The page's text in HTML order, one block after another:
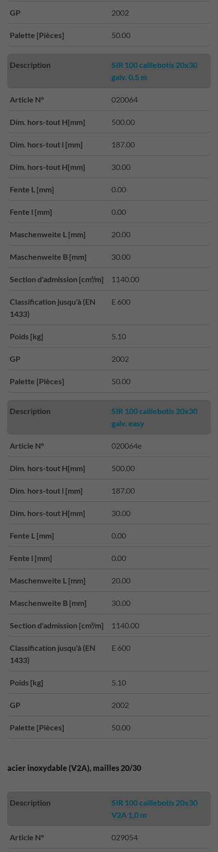
GP 2002
Palette [Pièces] 50.00
Description
SIR 100 caillebotis 20x30
galv. 0,5 m
Article N° 020064
Dim. hors-tout H[mm] 500.00
Dim. hors-tout l [mm] 187.00
Dim. hors-tout H[mm] 30.00
Fente L [mm] 0.00
Fente l [mm] 0.00
Maschenweite L [mm] 20.00
Maschenweite B [mm] 30.00
Section d'admission [cm²/m] 1140.00
Classification jusqu'à (EN
1433)
E 600
Poids [kg] 5.10
GP 2002
Palette [Pièces] 50.00
Description
SIR 100 caillebotis 20x30
galv. easy
Article N° 020064e
Dim. hors-tout H[mm] 500.00
Dim. hors-tout l [mm] 187.00
Dim. hors-tout H[mm] 30.00
Fente L [mm] 0.00
Fente l [mm] 0.00
Maschenweite L [mm] 20.00
Maschenweite B [mm] 30.00
Section d'admission [cm²/m] 1140.00
Classification jusqu'à (EN
1433)
E 600
Poids [kg] 5.10
GP 2002
Palette [Pièces] 50.00
acier inoxydable (V2A), mailles 20/30
Description
SIR 100 caillebotis 20x30
V2A 1,0 m
Article N° 029054